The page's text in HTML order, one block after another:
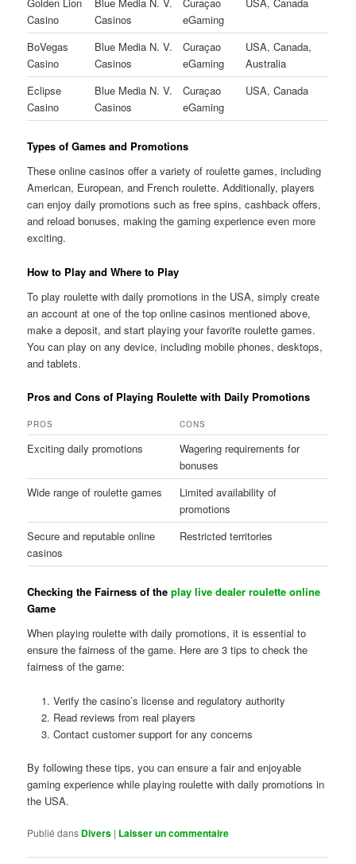
Casino
Casinos
eGaming
BoVegas
Casino
Blue Media N. V.
Casinos
Curaçao
eGaming
USA, Canada,
Australia
Eclipse
Casino
Blue Media N. V.
Casinos
Curaçao
eGaming
USA, Canada
Types of Games and Promotions
These online casinos offer a variety of roulette games, including
American, European, and French roulette. Additionally, players
can enjoy daily promotions such as free spins, cashback offers,
and reload bonuses, making the gaming experience even more
exciting.
How to Play and Where to Play
To play roulette with daily promotions in the USA, simply create
an account at one of the top online casinos mentioned above,
make a deposit, and start playing your favorite roulette games.
You can play on any device, including mobile phones, desktops,
and tablets.
Pros and Cons of Playing Roulette with Daily Promotions
PROS CONS
Exciting daily promotions
Wagering requirements for
bonuses
Wide range of roulette games
Limited availability of
promotions
Secure and reputable online
casinos
Restricted territories
Checking the Fairness of theplay live dealer roulette online
Game
When playing roulette with daily promotions, it is essential to
ensure the fairness of the game. Here are 3 tips to check the
fairness of the game:
Verify the casino’s license and regulatory authority
Read reviews from real players
Contact customer support for any concerns
By following these tips, you can ensure a fair and enjoyable
gaming experience while playing roulette with daily promotions in
the USA.
Publié dans Divers | Laisser un commentaire